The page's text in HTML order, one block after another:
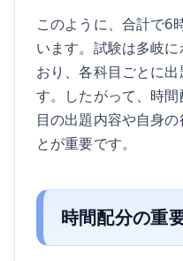
このように、合計で6
います。試験は多岐
おり、各科目ごとに
す。したがって、時
目の出題内容や自身
とが重要です。
時間配分の重